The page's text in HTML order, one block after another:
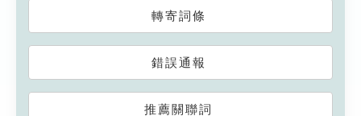
轉寄詞條
錯誤通報
推薦關聯詞